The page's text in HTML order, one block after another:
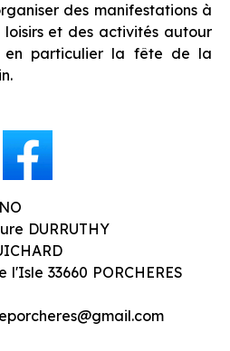
des manifestations à
et des activités autour
particulier la fête de la
DURRUTHY
l'Isle 33660 PORCHERES